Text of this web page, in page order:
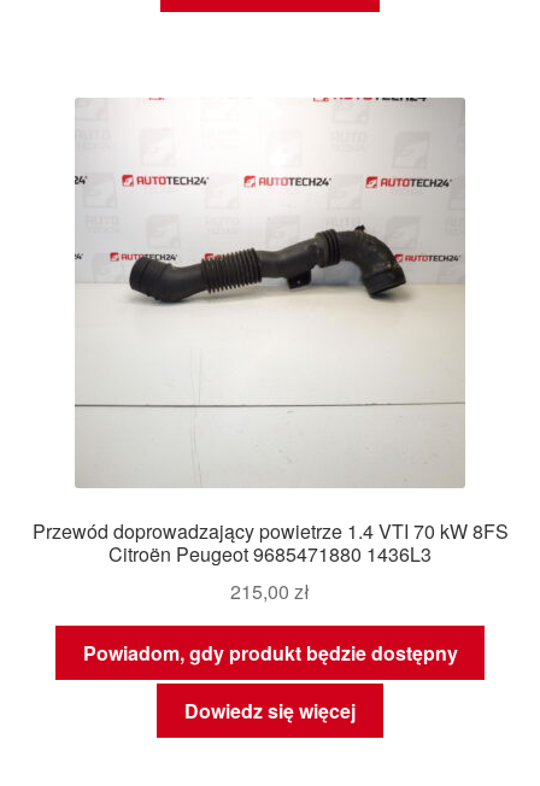
Przewód doprowadzający powietrze 1.4 VTI 70 kW 8FS
Citroën Peugeot 9685471880 1436L3
215,00 zł
Powiadom, gdy produkt będzie dostępny
Dowiedz się więcej